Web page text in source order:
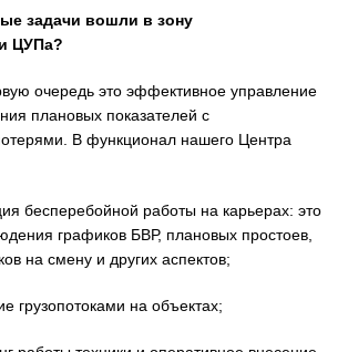
задачи вошли в зону
ЦУПа?
очередь это эффективное управление
плановых показателей с
В функционал нашего Центра
работы на карьерах: это
графиков БВР, плановых простоев,
на смену и других аспектов;
на объектах;